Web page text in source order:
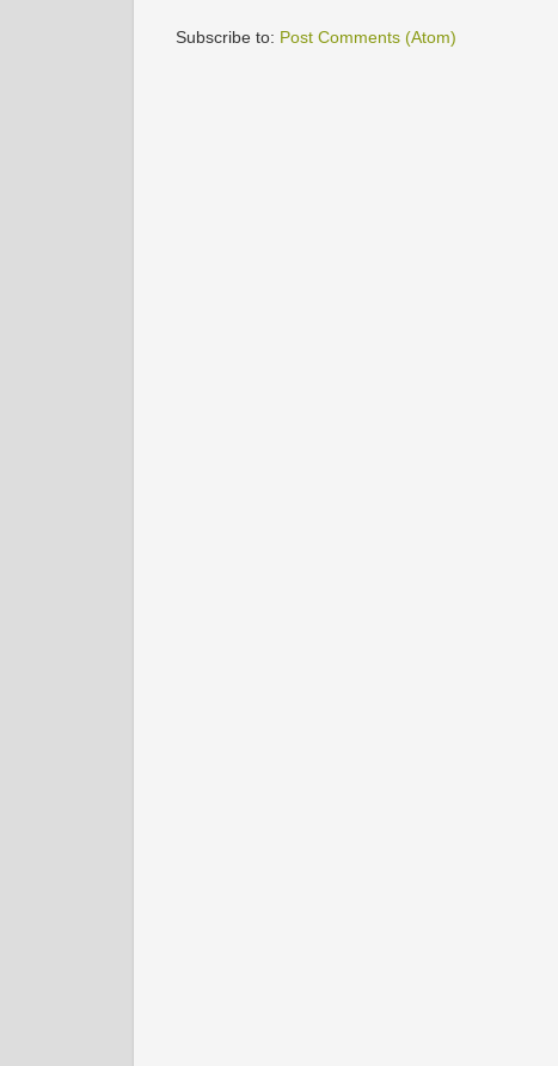
Subscribe to: Post Comments (Atom)